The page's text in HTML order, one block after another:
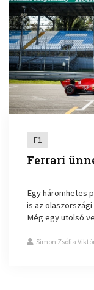
F1
Ferrari
Egy háromhetes
is az
Még egy utolsó
Simon Zsófia